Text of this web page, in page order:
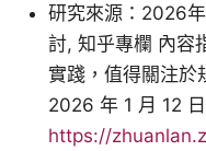
研究來源：2026
討, 知乎專欄 內容
實踐，值得關注於
2026 年 1 月 12
https://